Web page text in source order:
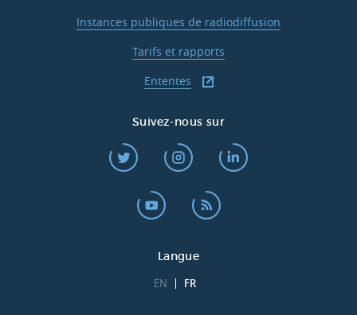
Instances publiques de radiodiffusion
Tarifs et rapports
Ententes
Suivez-nous sur
Langue
EN FR